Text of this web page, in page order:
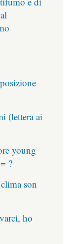
(lettera ai
young
?
son
ho